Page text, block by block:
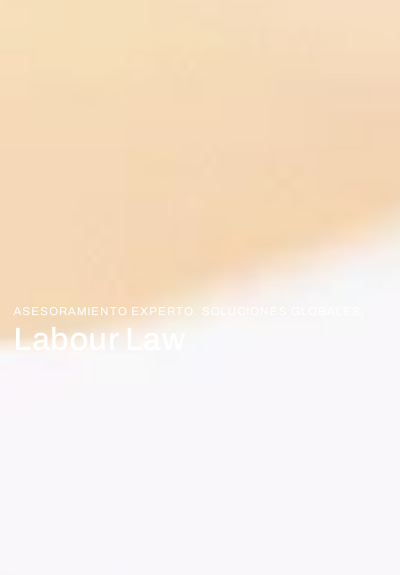
ASESORAMIENTO EXPERTO. SOLUCIONES GLOBALES.
Labour Law